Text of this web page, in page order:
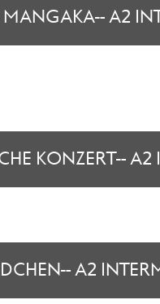
- A2
KONZERT -
- A2